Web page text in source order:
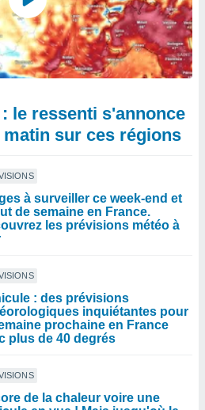
le ressenti s'annonce
sur ces régions
à surveiller ce week-end et
de semaine en France.
les prévisions météo à
: des prévisions
inquiétantes pour
prochaine en France
plus de 40 degrés
de la chaleur voire une